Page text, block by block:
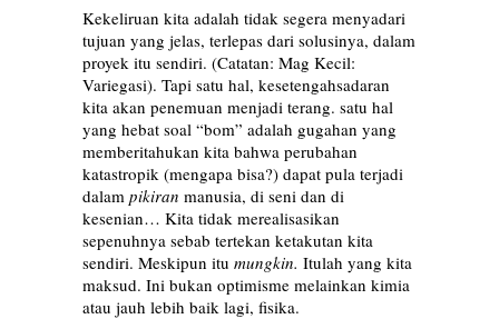
Kekeliruan kita adalah tidak segera menyadari
tujuan yang jelas, terlepas dari solusinya, dalam
proyek itu sendiri. (Catatan: Mag Kecil:
Variegasi). Tapi satu hal, kesetengahsadaran
kita akan penemuan menjadi terang. satu hal
yang hebat soal “bom” adalah gugahan yang
memberitahukan kita bahwa perubahan
katastropik (mengapa bisa?) dapat pula terjadi
dalam pikiran manusia, di seni dan di
kesenian… Kita tidak merealisasikan
sepenuhnya sebab tertekan ketakutan kita
sendiri. Meskipun itu mungkin. Itulah yang kita
maksud. Ini bukan optimisme melainkan kimia
atau jauh lebih baik lagi, fisika.